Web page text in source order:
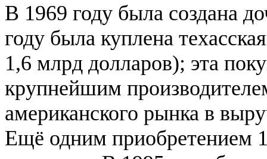
В 1969 году была создана
году была куплена
1,6 млрд долларов); эта
крупнейшим
американского рынка в
Ещё одним приобретением